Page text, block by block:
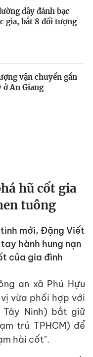
dây đánh bạc
gia, bắt 8 đối tượng
vận chuyển gần
ở An Giang
hũ cốt gia
tuông
mới, Đặng Viết
hành hung nạn
của gia đình
an xã Phú Hựu
vừa phối hợp với
Ninh) bắt giữ
trú TPHCM) để
hài cốt".